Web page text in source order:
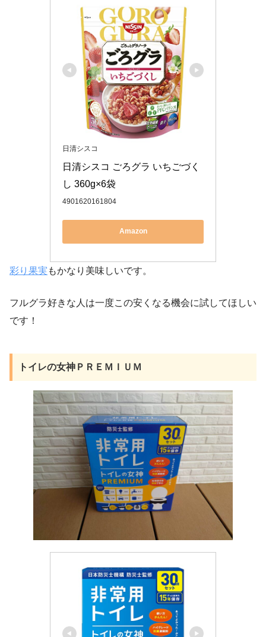
日清シスコ
日清シスコ ごろグラ いちごづく
し 360g×6袋
4901620161804
Amazon
彩り果実 もかなり美味しいです。
フルグラ好きな人は一度この安くなる機会に試してほしい
です！
トイレの女神ＰＲＥＭＩＵＭ